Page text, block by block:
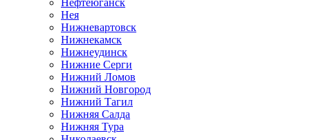
Нефтеюганск
Нея
Нижневартовск
Нижнекамск
Нижнеудинск
Нижние Серги
Нижний Ломов
Нижний Новгород
Нижний Тагил
Нижняя Салда
Нижняя Тура